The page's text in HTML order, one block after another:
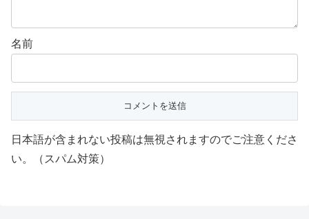
名前
日本語が含まれない投稿は無視されますのでご注意くださ
い。（スパム対策）